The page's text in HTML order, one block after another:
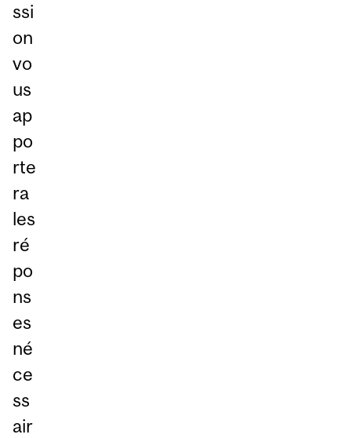
ssi
on
vo
us
ap
po
rte
ra
les
ré
po
ns
es
né
ce
ss
air